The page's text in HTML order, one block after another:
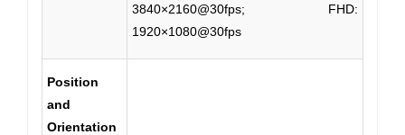
3840×2160@30fps; FHD:
1920×1080@30fps
Position
and
Orientation